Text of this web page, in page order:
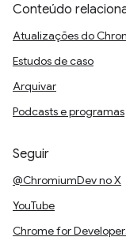
Conteúdo
Atualizações do
Estudos de caso
Arquivar
Podcasts e programas
Seguir
@ChromiumDev no X
YouTube
Chrome for